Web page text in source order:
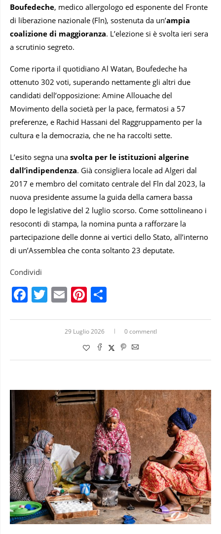
Boufedeche, medico allergologo ed esponente del Fronte
di liberazione nazionale (Fln), sostenuta da un’ampia
coalizione di maggioranza. L’elezione si è svolta ieri sera
a scrutinio segreto.
Come riporta il quotidiano Al Watan, Boufedeche ha
ottenuto 302 voti, superando nettamente gli altri due
candidati dell’opposizione: Amine Allouache del
Movimento della società per la pace, fermatosi a 57
preferenze, e Rachid Hassani del Raggruppamento per la
cultura e la democrazia, che ne ha raccolti sette.
L’esito segna una svolta per le istituzioni algerine
dall’indipendenza. Già consigliera locale ad Algeri dal
2017 e membro del comitato centrale del Fln dal 2023, la
nuova presidente assume la guida della camera bassa
dopo le legislative del 2 luglio scorso. Come sottolineano i
resoconti di stampa, la nomina punta a rafforzare la
partecipazione delle donne ai vertici dello Stato, all’interno
di un’Assemblea che conta soltanto 23 deputate.
Condividi
Facebook
Twitter
EmailPinterest
29 Luglio 2026 0 commentI